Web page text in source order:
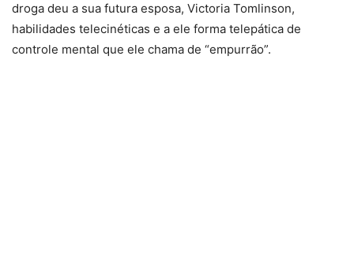
droga deu a sua futura esposa, Victoria Tomlinson,
habilidades telecinéticas e a ele forma telepática de
controle mental que ele chama de “empurrão”.